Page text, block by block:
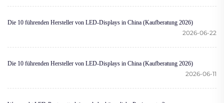
Die 10 führenden Hersteller von LED-Displays in China (Kaufberatung 2026)
2026-06-22
Die 10 führenden Hersteller von LED-Displays in China (Kaufberatung 2026)
2026-06-11